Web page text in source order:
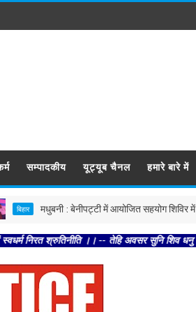
सम्पादकीय यूट्यूब चैनल हमारे बारे में
मधुबनी : बेनीपट्टी में आयोजित सहयोग शिविर में पहुंचे
।। -- तेहि अवसर सुनि शिव धनु भंगा